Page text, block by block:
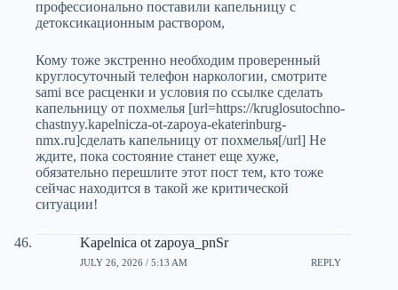
профессионально поставили капельницу с
детоксикационным раствором,
Кому тоже экстренно необходим проверенный
круглосуточный телефон наркологии, смотрите
sami все расценки и условия по ссылке сделать
капельницу от похмелья [url=https://kruglosutochno-
chastnyy.kapelnicza-ot-zapoya-ekaterinburg-
nmx.ru]сделать капельницу от похмелья[/url] Не
ждите, пока состояние станет еще хуже,
обязательно перешлите этот пост тем, кто тоже
сейчас находится в такой же критической
ситуации!
Kapelnica ot zapoya_pnSr
JULY 26, 2026 / 5:13 AM REPLY